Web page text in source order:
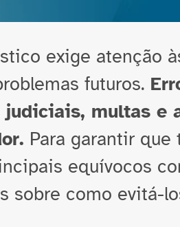
exige atenção
futuros.
judiciais, multas e
Para garantir que
equívocos
sobre como evitá-